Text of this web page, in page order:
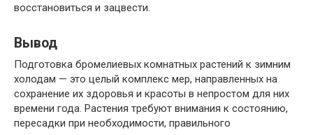
восстановиться и зацвести.
Вывод
Подготовка бромелиевых комнатных растений к зимним
холодам — это целый комплекс мер, направленных на
сохранение их здоровья и красоты в непростом для них
времени года. Растения требуют внимания к состоянию,
пересадки при необходимости, правильного